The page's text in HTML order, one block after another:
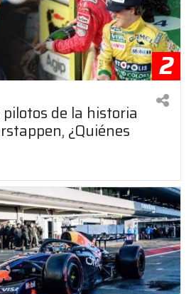
2
pilotos de la historia
¿Quiénes